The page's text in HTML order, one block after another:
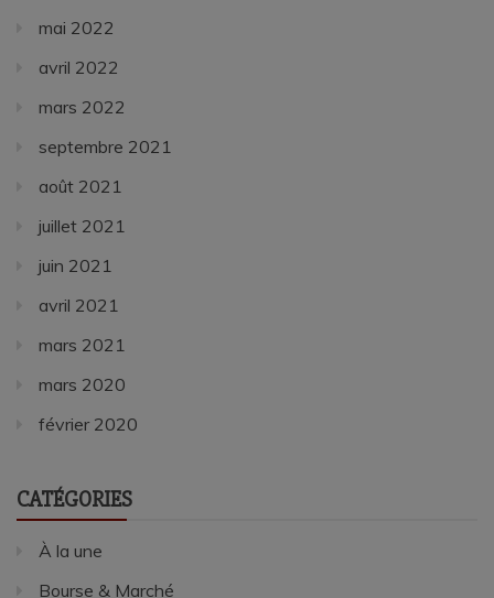
mai 2022
avril 2022
mars 2022
septembre 2021
août 2021
juillet 2021
juin 2021
avril 2021
mars 2021
mars 2020
février 2020
CATÉGORIES
À la une
Bourse & Marché